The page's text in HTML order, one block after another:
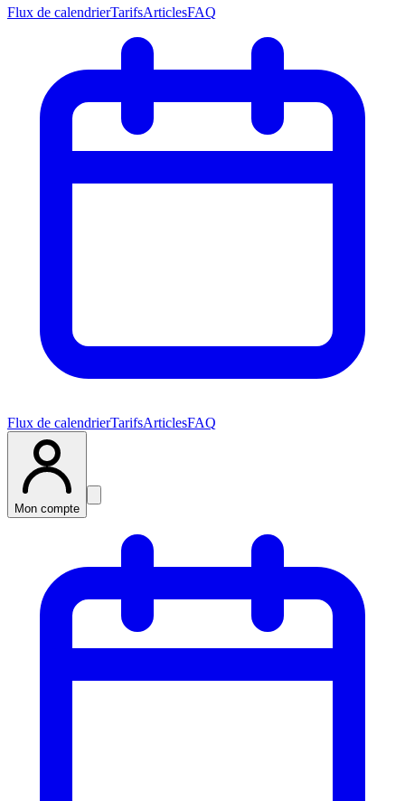
Flux de calendrierTarifsArticlesFAQ
Flux de calendrierTarifsArticlesFAQ
Mon compte